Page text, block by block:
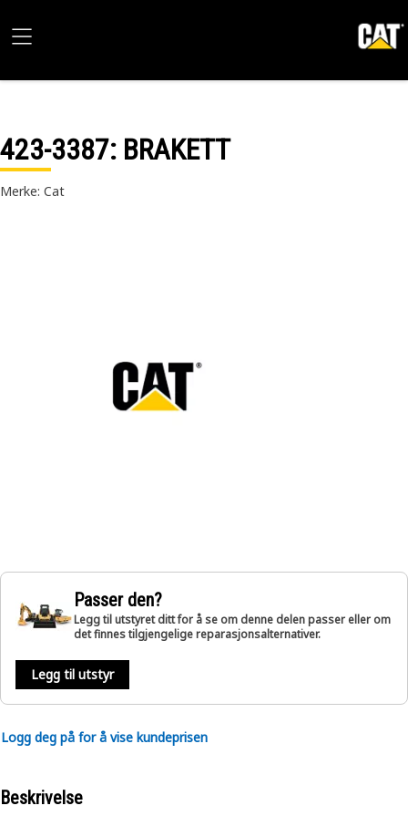
423-3387: BRAKETT
Merke: Cat
Passer den?
Legg til utstyret ditt for å se om denne delen passer eller om
det finnes tilgjengelige reparasjonsalternativer.
Legg til utstyr
Logg deg på for å vise kundeprisen
Beskrivelse